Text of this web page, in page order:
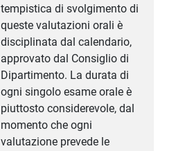
tempistica di svolgimento di
queste valutazioni orali è
disciplinata dal calendario,
approvato dal Consiglio di
Dipartimento. La durata di
ogni singolo esame orale è
piuttosto considerevole, dal
momento che ogni
valutazione prevede le